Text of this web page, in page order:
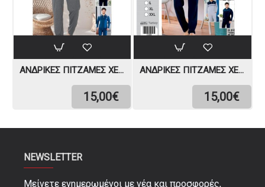
ΑΝΔΡΙΚΈΣ ΠΙΤΖΆΜΕΣ ΧΕΙΜΩΝΙΆΤΙΚΕΣ
15,00€
ΑΝΔΡΙΚΈΣ ΠΙΤΖΆΜΕΣ ΧΕΙΜΩΝΙΆΤΙΚΕΣ
15,00€
NEWSLETTER
Μείνετε ενημερωμένοι με νέα και προσφορές,